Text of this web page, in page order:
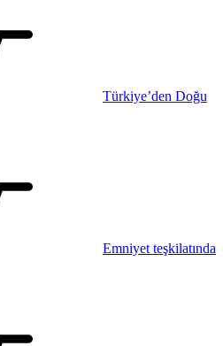
Türkiye’den Doğu
Emniyet teşkilatında